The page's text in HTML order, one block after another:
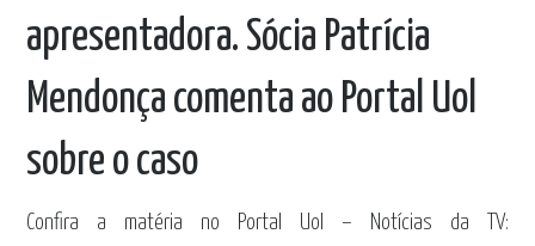
apresentadora. Sócia Patrícia
Mendonça comenta ao Portal Uol
sobre o caso
Confira a matéria no Portal Uol – Notícias da TV: